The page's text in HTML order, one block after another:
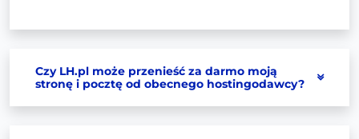
Czy LH.pl może przenieść za darmo moją
stronę i pocztę od obecnego hostingodawcy?